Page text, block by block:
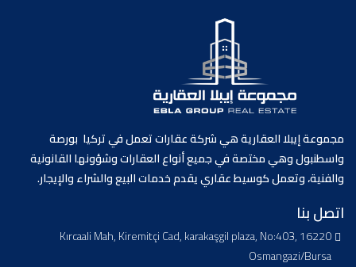
مجموعة إيبلا العقارية هي شركة عقارات تعمل في تركيا بورصة
واسطنبول وهي مختصة في جميع أنواع العقارات وشؤونها القانونية
والفنية، وتعمل كوسيط عقاري يقدم خدمات البيع والشراء والإيجار.
اتصل بنا
Kırcaali Mah, Kiremitçi Cad, karakaşgil plaza, No:403, 16220
Osmangazi/Bursa